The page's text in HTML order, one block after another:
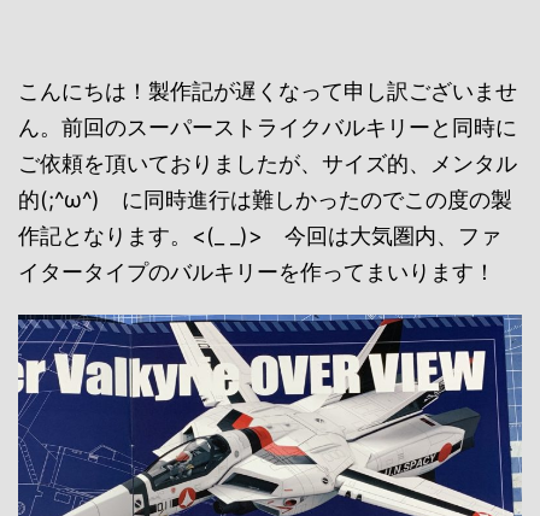
こんにちは！製作記が遅くなって申し訳ございませ
ん。前回のスーパーストライクバルキリーと同時に
ご依頼を頂いておりましたが、サイズ的、メンタル
的(;^ω^) に同時進行は難しかったのでこの度の製
作記となります。<(_ _)> 今回は大気圏内、ファ
イタータイプのバルキリーを作ってまいります！